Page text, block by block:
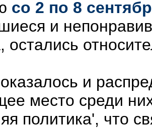
со 2 по 8
и
остались
и
место среди
политика', что